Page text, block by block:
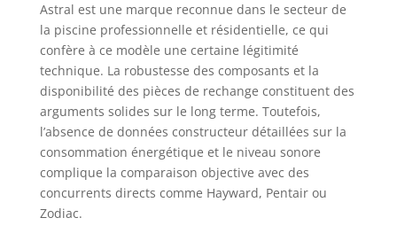
AstralPool
propose une large
gamme de
produits pour le
contrôle et la
conduite de l'eau,
pour construire,
rénover ou
entretenir une
piscine
résidentielle ou
Astral est une marque reconnue dans le secteur de
la piscine professionnelle et résidentielle, ce qui
confère à ce modèle une certaine légitimité
technique. La robustesse des composants et la
disponibilité des pièces de rechange constituent des
arguments solides sur le long terme. Toutefois,
l’absence de données constructeur détaillées sur la
consommation énergétique et le niveau sonore
complique la comparaison objective avec des
concurrents directs comme Hayward, Pentair ou
Zodiac.